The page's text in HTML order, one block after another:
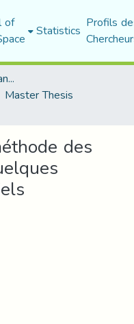
of Statistics Profils
Faculty of Mathematics and Computer Science
Master Thesis
des